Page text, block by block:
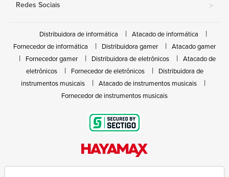
Redes Sociais >
Distribuidora de informática
Atacado de informática
Fornecedor de informática
Distribuidora gamer
Atacado gamer
Fornecedor gamer
Distribuidora de eletrônicos
Atacado de
eletrônicos
Fornecedor de eletrônicos
Distribuidora de
instrumentos musicais
Atacado de instrumentos musicais
Fornecedor de instrumentos musicais